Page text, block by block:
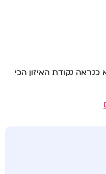
עד 3500 ₪ הוא כנראה נקודת האיזון הכי